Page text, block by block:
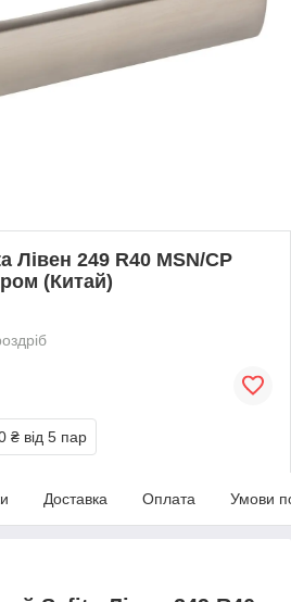
Лівен 249 R40 MSN/CP
(Китай)
₴ від 5 пар
Доставка Оплата Умови